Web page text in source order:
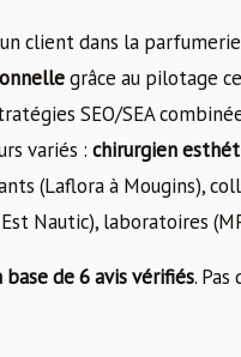
client dans la parfumerie
grâce au pilotage
SEO/SEA
variés : chirurgien
(Laflora à Mougins),
Nautic), laboratoires
base de 6 avis vérifiés.